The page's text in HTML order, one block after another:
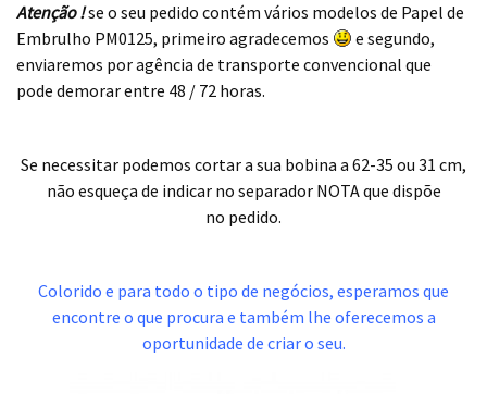
Atenção !se o seu pedido contém vários modelos de Papel de
Embrulho PM0125, primeiro agradecemos
e segundo,
enviaremos por agência de transporte convencional que
pode demorar entre 48 / 72 horas.
Se necessitar podemos cortar a sua bobina a 62-35 ou 31 cm,
não esqueça de indicar no separador NOTA que dispõe
no pedido.
Colorido e para todo o tipo de negócios, esperamos que
encontre o que procura e também lhe oferecemos a
oportunidade de criar o seu.